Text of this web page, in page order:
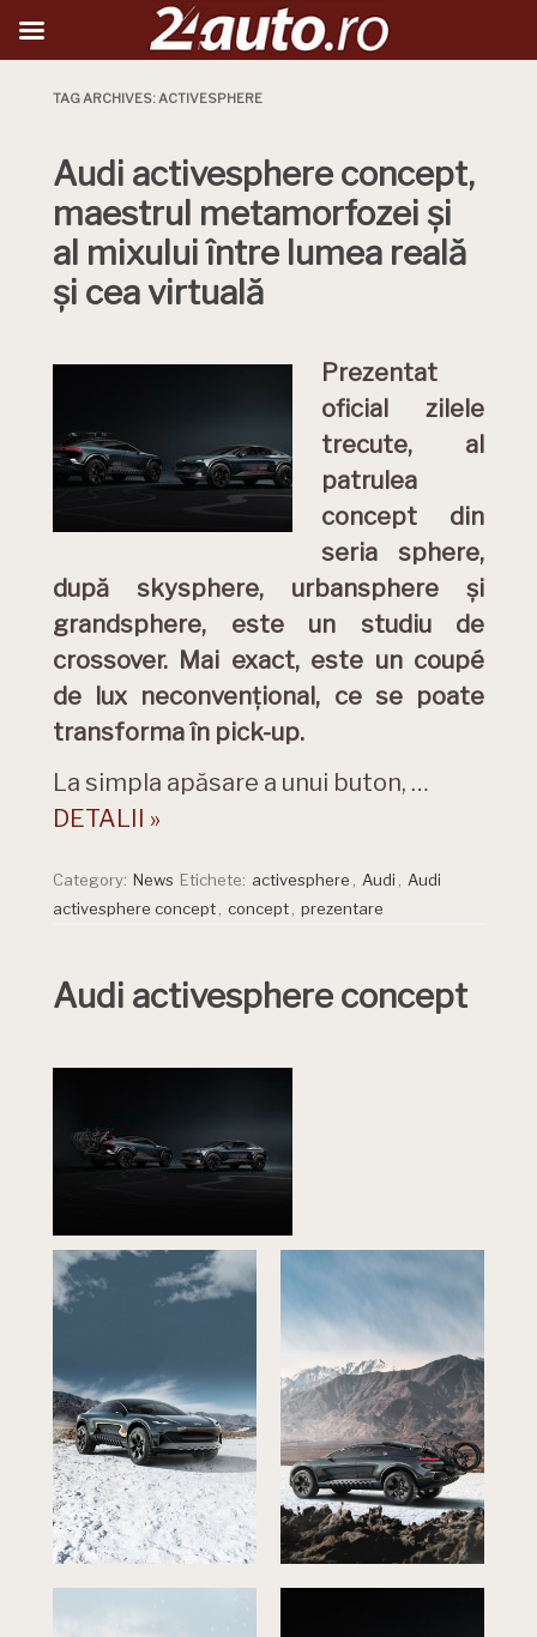
TAG ARCHIVES:ACTIVESPHERE
Audi activesphere concept,
maestrul metamorfozei și
al mixului între lumea reală
și cea virtuală
Prezentat
oficial zilele
trecute, al
patrulea
concept din
seria sphere,
după skysphere, urbansphere și
grandsphere, este un studiu de
crossover. Mai exact, este un coupé
de lux neconvențional, ce se poate
transforma în pick-up.
La simpla apăsare a unui buton, …
DETALII »
Category: News Etichete: activesphere Audi
Audi
activesphere concept
concept prezentare
Audi activesphere concept